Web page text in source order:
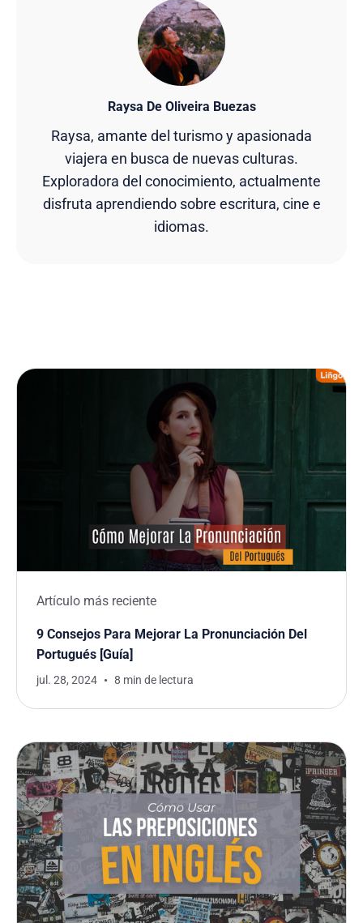
Raysa De Oliveira Buezas
Raysa, amante del turismo y apasionada
viajera en busca de nuevas culturas.
Exploradora del conocimiento, actualmente
disfruta aprendiendo sobre escritura, cine e
idiomas.
Artículo más reciente
9 Consejos Para Mejorar La Pronunciación Del
Portugués [Guía]
jul. 28, 2024 8 min de lectura